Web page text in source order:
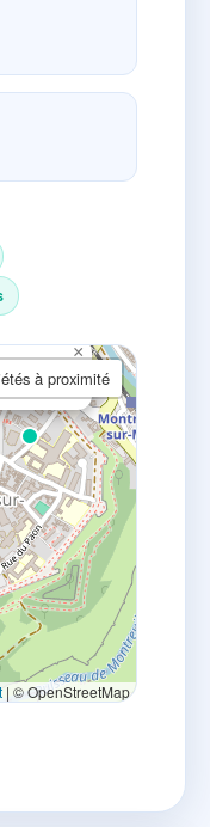
France
×
à proximité
| © OpenStreetMap